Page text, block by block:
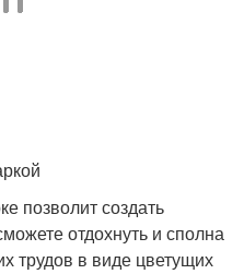
позволит создать
отдохнуть и сполна
трудов в виде цветущих